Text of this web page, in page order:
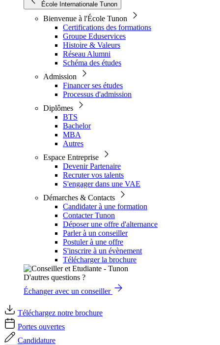
École Internationale Tunon
Bienvenue à l'École Tunon
Certifications des formations
Groupe Eduservices
Histoire & Valeurs
Réseau Alumni
Schéma des études
Admission
Financer ses études
Processus d'admission
Diplômes
BTS
Bachelor
MBA
Autres
Espace Entreprise
Devenir Partenaire
Recruter vos talents
S'engager dans une VAE
Démarches & Contacts
Candidater à une formation
Contacter Tunon
Déposer une offre d'alternance
Parler à un conseiller
Postuler à une offre
S'inscrire à un évènement
Télécharger la brochure
D'autres questions ?
Échanger avec un conseiller
Téléchargez notre brochure
Portes ouvertes
Candidature